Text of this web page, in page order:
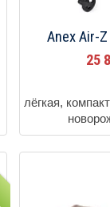
Anex Air-
25
лёгкая,